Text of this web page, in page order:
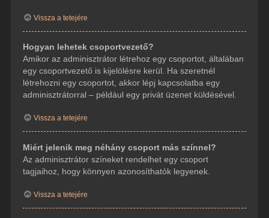
Vissza a tetejére
Hogyan lehetek csoportvezető?
Amikor az adminisztrátor létrehoz egy csoportot, általában
egy csoportvezető is kijelölésre kerül. Ha szeretnél
létrehozni egy csoportot, akkor lépj kapcsolatba egy
adminisztrátorral – például egy privát üzenet küldésével.
Vissza a tetejére
Miért jelenik meg néhány csoport más színnel?
Az adminisztrátor színeket rendelhet egy csoport
tagjaihoz, hogy könnyen azonosíthatók legyenek.
Vissza a tetejére